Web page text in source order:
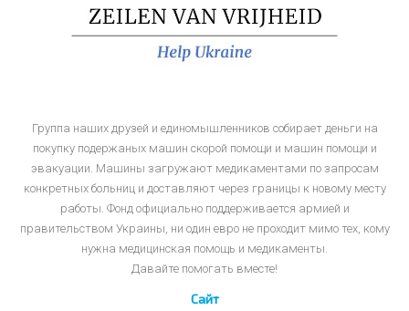
Группа наших друзей и единомышленников собирает деньги на
покупку подержаных машин скорой помощи и машин помощи и
эвакуации. Машины загружают медикаментами по запросам
конкретных больниц и доставляют через границы к новому месту
работы. Фонд официально поддерживается армией и
правительством Украины, ни один евро не проходит мимо тех, кому
нужна медицинская помощь и медикаменты.
Давайте помогать вместе!
Сайт